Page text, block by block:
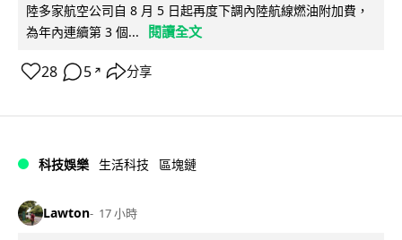
陸多家航空公司自 8 月 5 日起再度下調內陸航線燃油附加費，
為年內連續第 3 個...
閱讀全文
28 5 ↗ 分享
科技娛樂 生活科技 區塊鏈
Lawton 17 小時